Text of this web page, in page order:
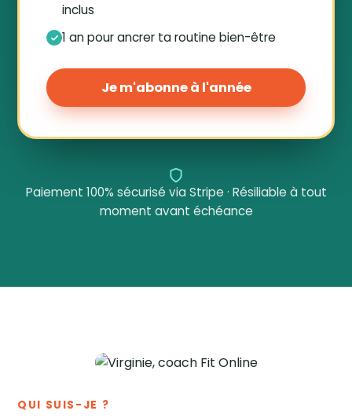
inclus
1 an pour ancrer ta routine bien-être
Je m'abonne à l'année
Paiement 100% sécurisé via Stripe · Résiliable à tout
moment avant échéance
QUI SUIS-JE ?